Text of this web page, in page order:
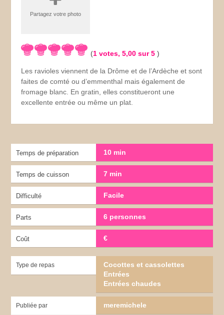
Partagez votre photo
(1 votes,5,00 sur 5)
Les ravioles viennent de la Drôme et de l’Ardèche et sont
faites de comté ou d’emmenthal mais également de
fromage blanc. En gratin, elles constitueront une
excellente entrée ou même un plat.
Temps de préparation 10 min
Temps de cuisson 7 min
Difficulté Facile
Parts 6 personnes
Coût €
Type de repas
Cocottes et cassolettes
Entrées
Entrées chaudes
Publiée par meremichele